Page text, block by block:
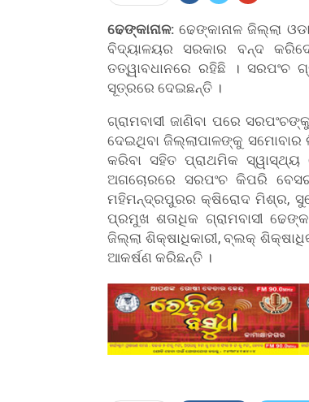
ଢେଙ୍କାନାଳ: ଢେଙ୍କାନାଳ ଜିଲ୍ଲା
ବିଦ୍ୟାଳୟର ସରକାର ବନ୍ଦ
ତତ୍ୱାବଧାନରେ ରହିଛି । ସରପଂଚ
ସୂତ୍ରରେ ଦେଇଛନ୍ତି ।
ଗ୍ରାମବାସୀ ଜାଣିବା ପରେ
ଦେଇଥିବା ଜିଲ୍ଲାପାଳଙ୍କୁ
କରିବା ସହିତ ପ୍ରାଥମିକ
ଅଗଚୋରରେ ସରପଂଚ କିପରି
ମହିମନ୍ଦ୍ରପୁରର କ୍ଷିରୋଦ ମିଶ୍ର,
ପ୍ରମୁଖ ଶତାଧିକ ଗ୍ରାମବାସୀ
ଜିଲ୍ଲା ଶିକ୍ଷାଧିକାରୀ, ବ୍ଲକ୍
ଆକର୍ଷଣ କରିଛନ୍ତି ।